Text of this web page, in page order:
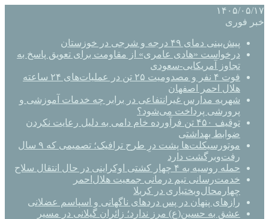
۱۴۰۵/۰۵/۱۷
خبر فوری
پیش‌بینی دمای ۴۹ درجه و شرجی در خوزستان
درخواست «هادی عامری» از مقاومت برای تعویق پاسخ به
تجاوز آمریکایی-سعودی
فوت ۴ نفر و مصدومیت ۲۵ تن در عملیات‌های ۲۴ ساعته
هلال احمر اصفهان
شهریه مدارس غیرانتفاعی در برابر چه خدمات آموزشی و
پرورشی پرداخت می‌شود؟
توقیف ۴۵۰ تن فرآورده خام دامی به دلیل رعایت نکردن
ضوابط بهداشتی
موتورسیکلت‌ها پشت درِ طرح ترافیک؛ تصمیمی که ۹ سال
رفت‌وبرگشت دارد
حمله روسیه به ۴ چهار کشتی اوکراینی در حال انتقال سلاح
خدمت‌رسانی تیم درمانی جمعیت هلال‌احمر
چهارمحال‌وبختیاری در کربلا
رازهای پنهان در پس دردهای ناگهانی و اسپاسم عضلانی
عشق به حسین(ع) مرز ندارد؛ زائران گیلانی در مسیر